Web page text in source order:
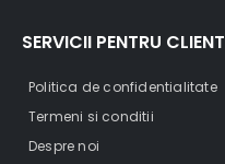
SERVICII PENTRU
Politica de confidentialitate
Termeni si conditii
Despre noi